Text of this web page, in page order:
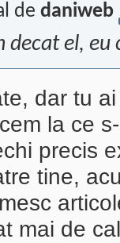
de daniweb
decat el, eu
dar tu
la ce
precis
tine,
mai de